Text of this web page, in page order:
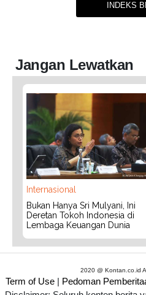
INDEKS
Jangan Lewatkan
Internasional
Bukan Hanya Sri Mulyani, Ini
Deretan Tokoh Indonesia di
Lembaga Keuangan Dunia
2020 @ Kontan.co.id
Term of Use | Pedoman